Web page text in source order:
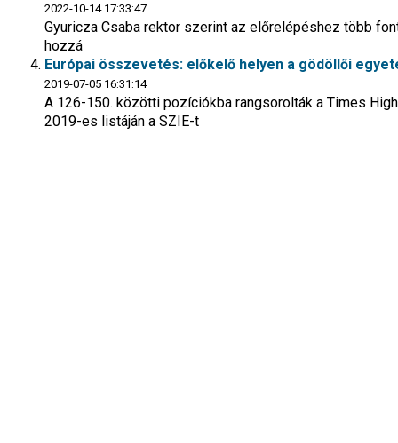
2022-10-14 17:33:47
Gyuricza Csaba rektor szerint az előrelépéshez több
hozzá
Európai összevetés: előkelő helyen a gödöllői
2019-07-05 16:31:14
A 126-150. közötti pozíciókba rangsorolták a Times
2019-es listáján a SZIE-t